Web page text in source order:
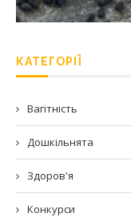
КАТЕГОРІЇ
Вагітність
Дошкільнята
Здоров'я
Конкурси